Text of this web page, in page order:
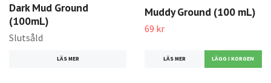
Dark Mud Ground
(100mL)
Slutsåld
LÄS MER
Muddy Ground (100 mL)
69 kr
LÄS MER